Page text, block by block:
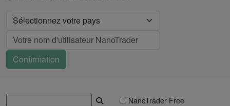
NanoTrader Free